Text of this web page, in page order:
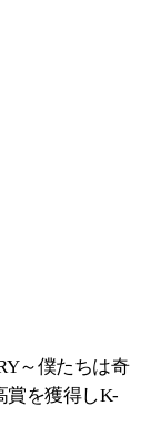
～僕たちは奇
賞を獲得しK-